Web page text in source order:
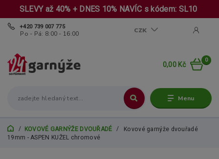
SLEVY až 40% + DNES 10% NAVÍC s kódem: SL10
Menu
CZK
+420 739 007 775
Po - Pá: 8:00 - 16:00
0
0,00 Kč
KOVOVÉ GARNÝŽE DVOUŘADÉ
Kovové garnýže dvouřadé
19mm - ASPEN KUŽEL chromové